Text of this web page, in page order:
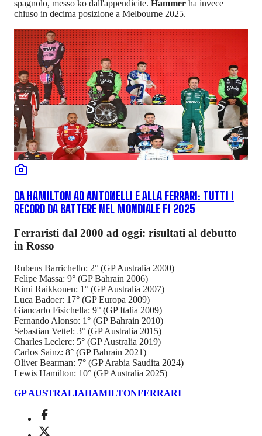
spagnolo, messo ko dall'appendicite. Hammer ha invece
chiuso in decima posizione a Melbourne 2025.
DA HAMILTON AD ANTONELLI E ALLA FERRARI: TUTTI I
RECORD DA BATTERE NEL MONDIALE F1 2025
Ferraristi dal 2000 ad oggi: risultati al debutto
in Rosso
Rubens Barrichello: 2° (GP Australia 2000)
Felipe Massa: 9° (GP Bahrain 2006)
Kimi Raikkonen: 1° (GP Australia 2007)
Luca Badoer: 17° (GP Europa 2009)
Giancarlo Fisichella: 9° (GP Italia 2009)
Fernando Alonso: 1° (GP Bahrain 2010)
Sebastian Vettel: 3° (GP Australia 2015)
Charles Leclerc: 5° (GP Australia 2019)
Carlos Sainz: 8° (GP Bahrain 2021)
Oliver Bearman: 7° (GP Arabia Saudita 2024)
Lewis Hamilton: 10° (GP Australia 2025)
GP AUSTRALIAHAMILTONFERRARI